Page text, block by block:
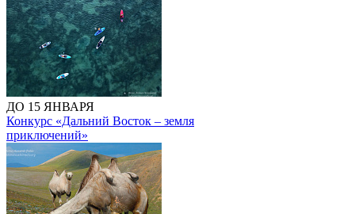
ДО 15 ЯНВАРЯ
Конкурс «Дальний Восток – земля
приключений»